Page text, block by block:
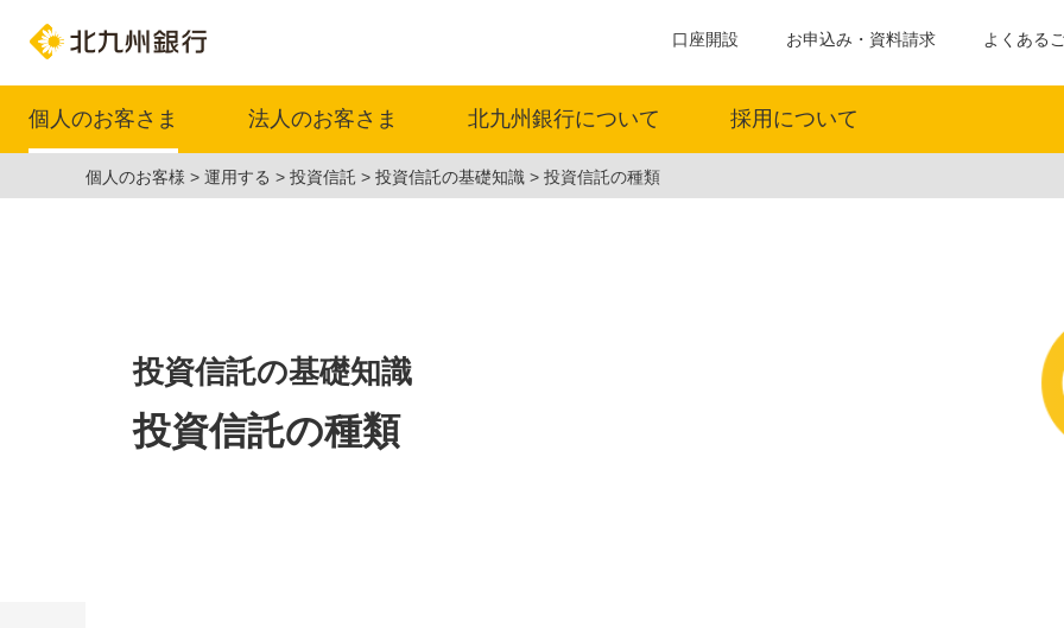
口座開設 お申込み・資料請求 よくある
個人のお客さま 法人のお客さま 北九州銀行について 採用について
個人のお客様 運用する 投資信託 投資信託の基礎知識 投資信託の種類
投資信託の基礎知識
投資信託の種類